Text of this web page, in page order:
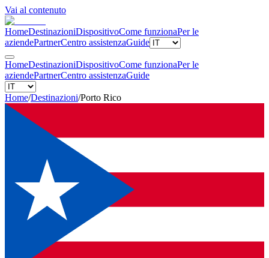
Vai al contenuto
HomeDestinazioniDispositivoCome funzionaPer le
aziendePartnerCentro assistenzaGuide
HomeDestinazioniDispositivoCome funzionaPer le
aziendePartnerCentro assistenzaGuide
Home/Destinazioni/Porto Rico